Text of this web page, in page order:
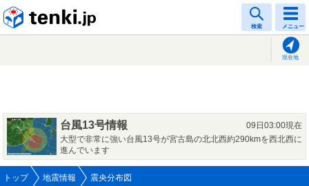
検索 メニュー
現在地
台風13号情報
09日03:00現在
大型で非常に強い台風13号が宮古島の北北西約290kmを西北西に
進んでいます
トップ 地震情報 震央分布図